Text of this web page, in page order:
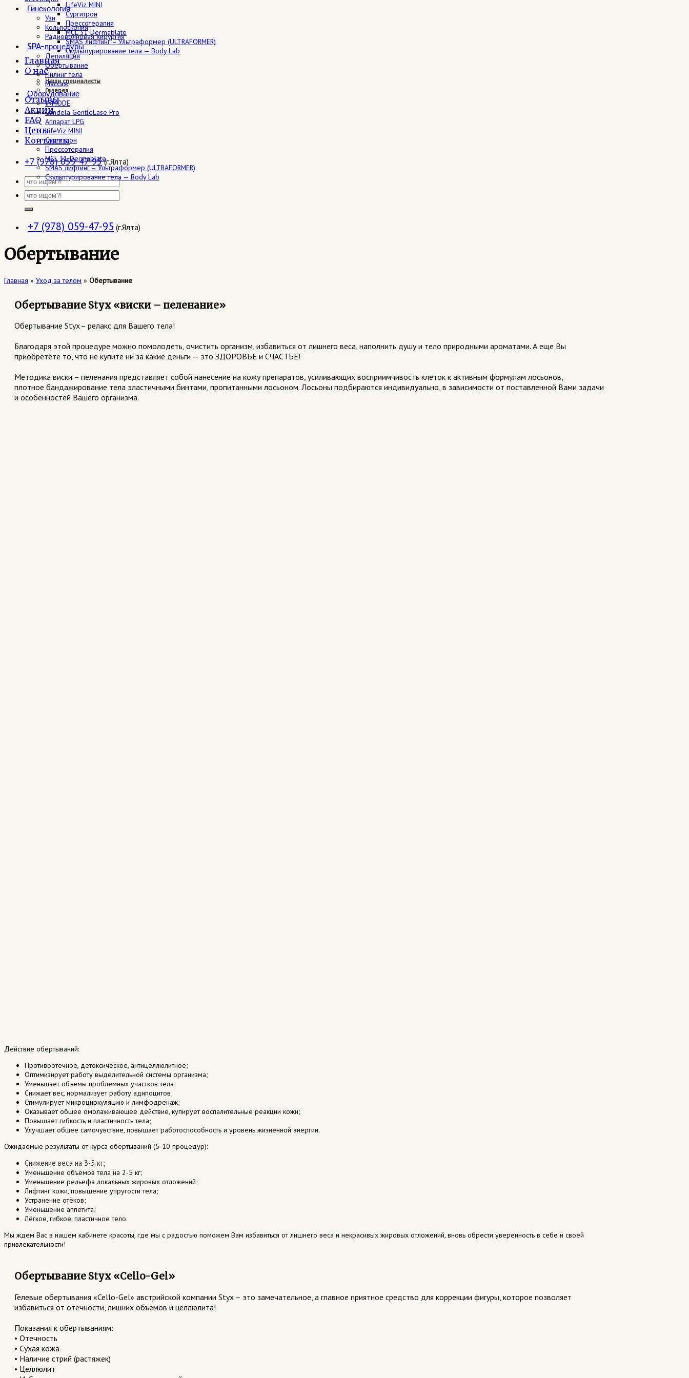
LifeViz MINI
Сургитрон
Прессотерапия
MCL 31 Dermablate
SMAS лифтинг – Ультраформер (ULTRAFORMER)
Скульптурирование тела — Body Lab
Главная
О нас
Наши специалисты
Галерея
Отзывы
Акции
FAQ
Цены
Контакты
+7 (978) 059-47-95(г.Ялта)
Гинекология
Узи
Кольпоскопия
Радиоволновая хирургия
SPA-процедуры
Депиляция
Обертывание
Пилинг тела
Массаж
Оборудование
INMODE
Candela GentleLase Pro
Аппарат LPG
LifeViz MINI
Сургитрон
Прессотерапия
MCL 31 Dermablate
SMAS лифтинг – Ультраформер (ULTRAFORMER)
Скульптурирование тела — Body Lab
+7 (978) 059-47-95 (г.Ялта)
Обертывание
Главная » Уход за телом » Обертывание
Обертывание Styx «виски – пеленание»
Обертывание Styx – релакс для Вашего тела!
Благодаря этой процедуре можно помолодеть, очистить организм, избавиться от лишнего веса, наполнить душу и тело природными ароматами. А еще Вы
приобретете то, что не купите ни за какие деньги — это ЗДОРОВЬЕ и СЧАСТЬЕ!
Методика виски – пеленания представляет собой нанесение на кожу препаратов, усиливающих восприимчивость клеток к активным формулам лосьонов,
плотное бандажирование тела эластичными бинтами, пропитанными лосьоном. Лосьоны подбираются индивидуально, в зависимости от поставленной Вами задачи
и особенностей Вашего организма.
Действие обертываний:
Противоотечное, детоксическое, антицеллюлитное;
Оптимизирует работу выделительной системы организма;
Уменьшает объемы проблемных участков тела;
Снижает вес, нормализует работу адипоцитов;
Стимулирует микроциркуляцию и лимфодренаж;
Оказывает общее омолаживающее действие, купирует воспалительные реакции кожи;
Повышает гибкость и пластичность тела;
Улучшает общее самочувствие, повышает работоспособность и уровень жизненной энергии.
Ожидаемые результаты от курса обёртываний (5-10 процедур):
Снижение веса на 3-5 кг;
Уменьшение объёмов тела на 2-5 кг;
Уменьшение рельефа локальных жировых отложений;
Лифтинг кожи, повышение упругости тела;
Устранение отёков;
Уменьшение аппетита;
Лёгкое, гибкое, пластичное тело.
Мы ждем Вас в нашем кабинете красоты, где мы с радостью поможем Вам избавиться от лишнего веса и некрасивых жировых отложений, вновь обрести уверенность в себе и своей
привлекательности!
Обертывание Styx «Cello-Gel»
Гелевые обертывания «Cello-Gel» австрийской компании Styx – это замечательное, а главное приятное средство для коррекции фигуры, которое позволяет
избавиться от отечности, лишних объемов и целлюлита!
Показания к обертываниям:
• Отечность
• Сухая кожа
• Наличие стрий (растяжек)
• Целлюлит